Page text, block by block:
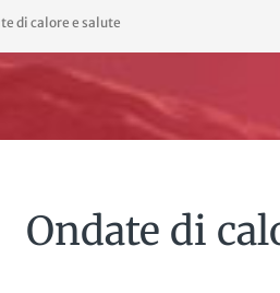
di calore e salute
Ondate di